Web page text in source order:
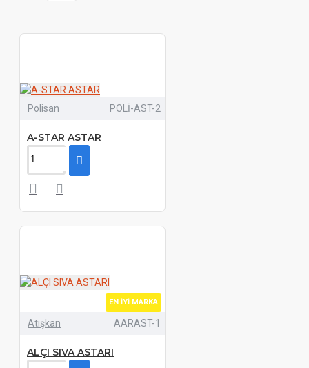
Polisan POLİ-AST-2
A-STAR ASTAR
EN İYI MARKA
Atışkan AARAST-1
ALÇI SIVA ASTARI